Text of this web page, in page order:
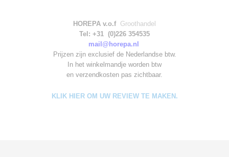
HOREPA v.o.f Groothandel
Tel: +31 (0)226 354535
mail@horepa.nl
Prijzen zijn exclusief de Nederlandse btw.
In het winkelmandje worden btw
en verzendkosten pas zichtbaar.
KLIK HIER OM UW REVIEW TE MAKEN.